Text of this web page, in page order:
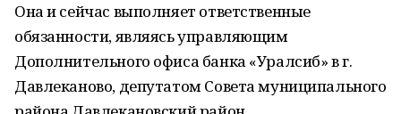
Она и сейчас выполняет ответственные
обязанности, являясь управляющим
Дополнительного офиса банка «Уралсиб» в г.
Давлеканово, депутатом Совета муниципального